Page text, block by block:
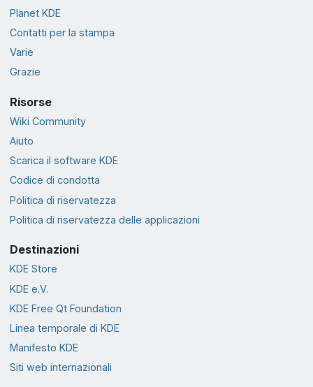
Planet KDE
Contatti per la stampa
Varie
Grazie
Risorse
Wiki Community
Aiuto
Scarica il software KDE
Codice di condotta
Politica di riservatezza
Politica di riservatezza delle applicazioni
Destinazioni
KDE Store
KDE e.V.
KDE Free Qt Foundation
Linea temporale di KDE
Manifesto KDE
Siti web internazionali